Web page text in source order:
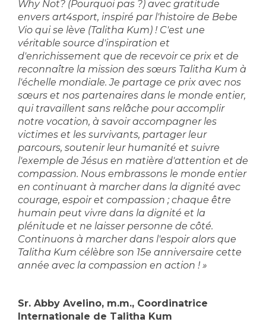
Why Not? (Pourquoi pas ?) avec gratitude
envers art4sport, inspiré par l'histoire de Bebe
Vio qui se lève (Talitha Kum) ! C'est une
véritable source d'inspiration et
d'enrichissement que de recevoir ce prix et de
reconnaître la mission des sœurs Talitha Kum à
l'échelle mondiale. Je partage ce prix avec nos
sœurs et nos partenaires dans le monde entier,
qui travaillent sans relâche pour accomplir
notre vocation, à savoir accompagner les
victimes et les survivants, partager leur
parcours, soutenir leur humanité et suivre
l'exemple de Jésus en matière d'attention et de
compassion. Nous embrassons le monde entier
en continuant à marcher dans la dignité avec
courage, espoir et compassion ; chaque être
humain peut vivre dans la dignité et la
plénitude et ne laisser personne de côté.
Continuons à marcher dans l'espoir alors que
Talitha Kum célèbre son 15e anniversaire cette
année avec la compassion en action ! »
Sr. Abby Avelino, m.m., Coordinatrice
Internationale de Talitha Kum